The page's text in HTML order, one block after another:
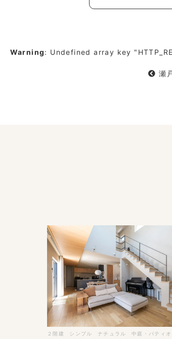
Warning: Undefined array key
瀬
２階建 シンプル ナチュラル
中庭・パティオ